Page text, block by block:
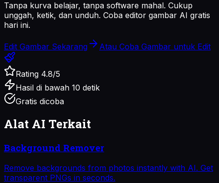
Tanpa kurva belajar, tanpa software mahal. Cukup
unggah, ketik, dan unduh. Coba editor gambar AI gratis
hari ini.
Edit Gambar Sekarang Atau Coba Gambar untuk Edit
Rating 4.8/5
Hasil di bawah 10 detik
Gratis dicoba
Alat AI Terkait
Background Remover
Remove backgrounds from photos instantly with AI. Get
transparent PNGs in seconds.